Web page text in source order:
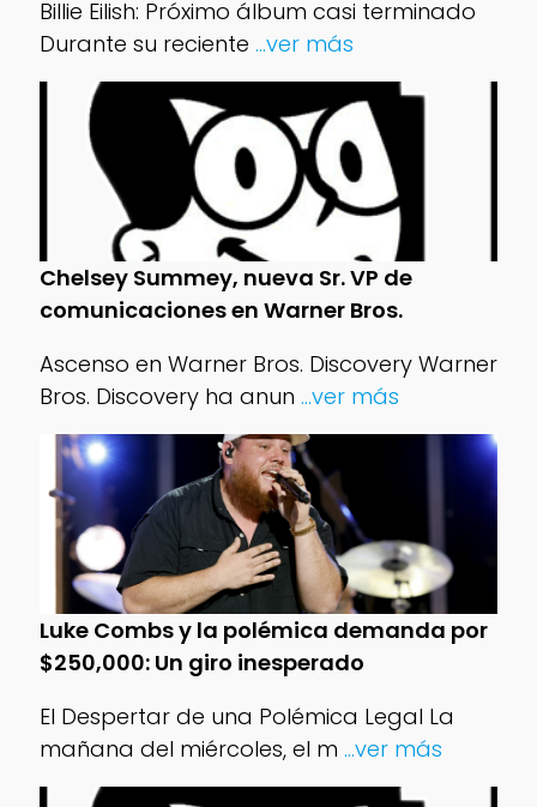
Billie Eilish: Próximo álbum casi terminado
Durante su reciente ...ver más
Chelsey Summey, nueva Sr. VP de
comunicaciones en Warner Bros.
Ascenso en Warner Bros. Discovery Warner
Bros. Discovery ha anun ...ver más
Luke Combs y la polémica demanda por
$250,000: Un giro inesperado
El Despertar de una Polémica Legal La
mañana del miércoles, el m ...ver más